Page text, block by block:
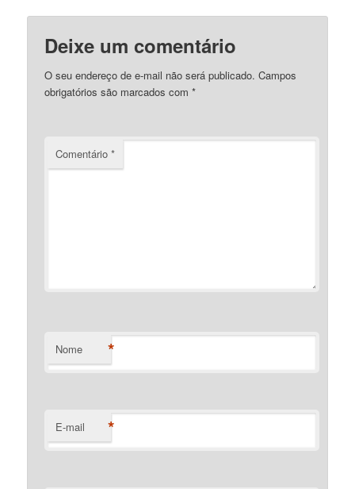
Deixe um comentário
O seu endereço de e-mail não será publicado. Campos
obrigatórios são marcados com*
Comentário*
Nome *
E-mail *